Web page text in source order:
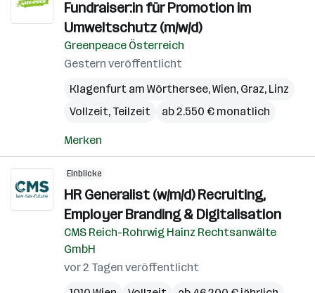
Fundraiser:in für Promotion im
Umweltschutz (m/w/d)
Greenpeace Österreich
Gestern veröffentlicht
Klagenfurt am Wörthersee,Wien, Graz, Linz
Vollzeit, Teilzeit
ab 2.550 € monatlich
Merken
Einblicke
HR Generalist (w/m/d) Recruiting,
Employer Branding & Digitalisation
CMS Reich-Rohrwig Hainz Rechtsanwälte
GmbH
vor 2 Tagen veröffentlicht